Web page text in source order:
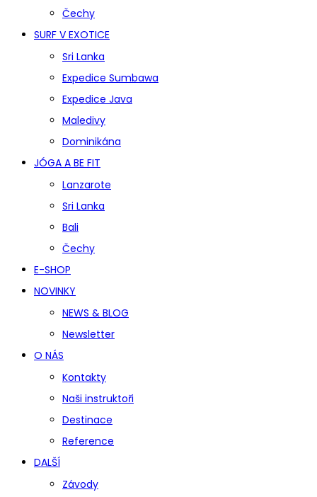
Čechy
SURF V EXOTICE
Sri Lanka
Expedice Sumbawa
Expedice Java
Maledivy
Dominikána
JÓGA A BE FIT
Lanzarote
Sri Lanka
Bali
Čechy
E-SHOP
NOVINKY
NEWS & BLOG
Newsletter
O NÁS
Kontakty
Naši instruktoři
Destinace
Reference
DALŠÍ
Závody